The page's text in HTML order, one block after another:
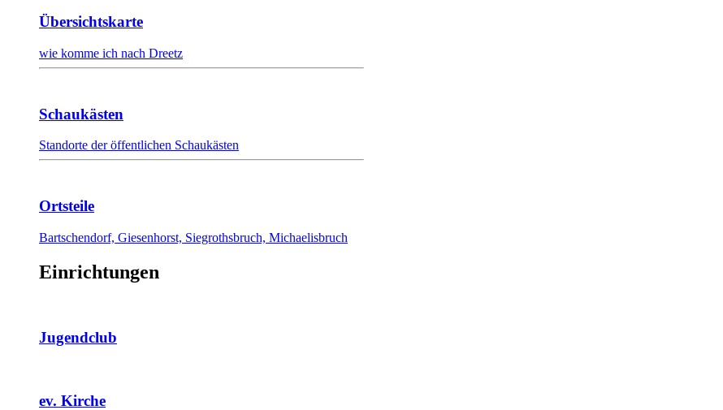
Übersichtskarte
wie komme ich nach Dreetz
Schaukästen
Standorte der öffentlichen Schaukästen
Ortsteile
Bartschendorf, Giesenhorst, Siegrothsbruch, Michaelisbruch
Einrichtungen
Jugendclub
ev. Kirche